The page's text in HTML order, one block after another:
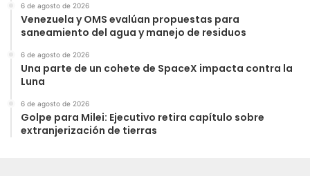
6 de agosto de 2026
Venezuela y OMS evalúan propuestas para
saneamiento del agua y manejo de residuos
6 de agosto de 2026
Una parte de un cohete de SpaceX impacta contra la
Luna
6 de agosto de 2026
Golpe para Milei: Ejecutivo retira capítulo sobre
extranjerización de tierras